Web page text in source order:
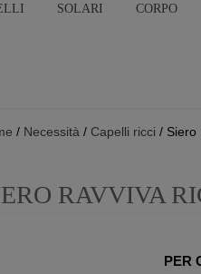
SOLARI CORPO
/ Necessità / Capelli ricci / Siero
RAVVIVA
PER